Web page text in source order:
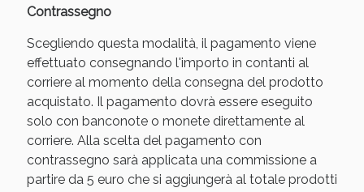
Contrassegno
Scegliendo questa modalità, il pagamento viene
effettuato consegnando l'importo in contanti al
corriere al momento della consegna del prodotto
acquistato. Il pagamento dovrà essere eseguito
solo con banconote o monete direttamente al
corriere. Alla scelta del pagamento con
contrassegno sarà applicata una commissione a
partire da 5 euro che si aggiungerà al totale prodotti